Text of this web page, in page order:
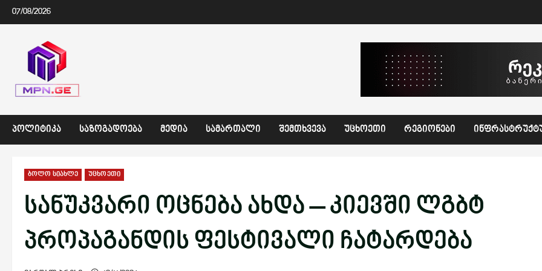
Skip
to
07/08/2026
ᲞᲝᲚᲘᲢᲘᲙᲐ ᲡᲐᲖᲝᲒᲐᲓᲝᲔᲑᲐ ᲛᲔᲓᲘᲐ ᲡᲐᲛᲐᲠᲗᲐᲚᲘ ᲨᲔᲛᲗᲮᲕᲔᲕᲐ ᲣᲪᲮᲝᲔᲗᲘ ᲠᲔᲒᲘᲝᲜᲔᲑᲘ
ბოლო სიახლე უცხოეთი
სანუკვარი ოცნება ახდა – კიევში ლგბტ
პროპაგანდის ფესტივალი ჩატარდება